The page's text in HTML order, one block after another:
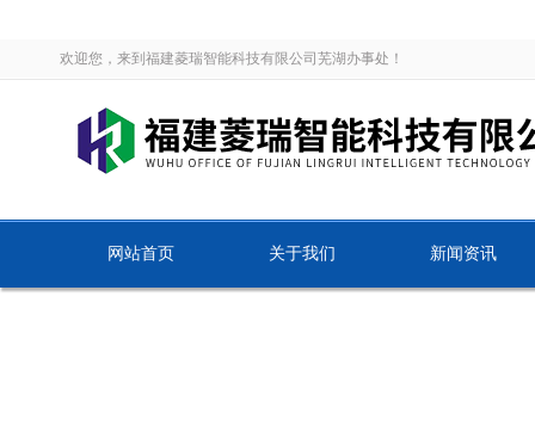
欢迎您，来到福建菱瑞智能科技有限公司芜湖办事处！
网站首页 关于我们 新闻资讯